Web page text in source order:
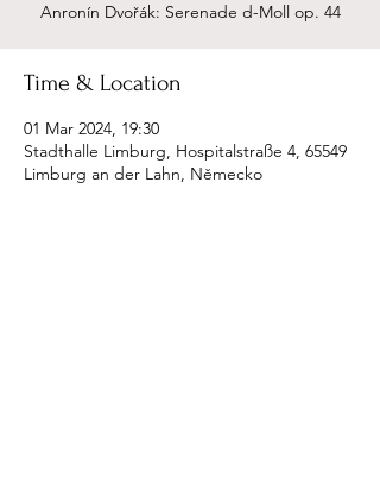
Anronín Dvořák: Serenade d-Moll op. 44
Time & Location
01 Mar 2024, 19:30
Stadthalle Limburg, Hospitalstraße 4, 65549
Limburg an der Lahn, Německo